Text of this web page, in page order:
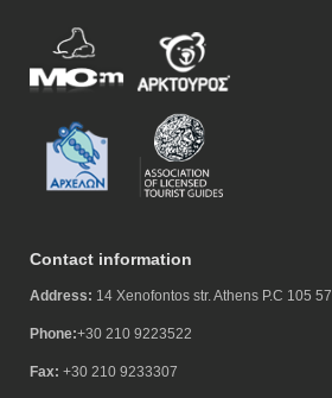
Contact information
Address: 14 Xenofontos str. Athens P.C 105 57
Phone:+30 210 9223522
Fax: +30 210 9233307